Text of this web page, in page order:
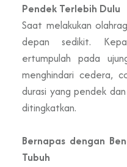
Pendek Terlebih Dulu
Saat melakukan
depan sedikit.
ertumpulah pada
menghindari cedera,
durasi yang pendek
ditingkatkan.
Bernapas dengan
Tubuh